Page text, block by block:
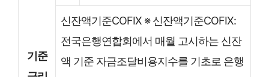
기준
신잔액기준COFIX ※ 신잔액기준COFIX:
전국은행연합회에서 매월 고시하는 신잔
액 기준 자금조달비용지수를 기초로 은행